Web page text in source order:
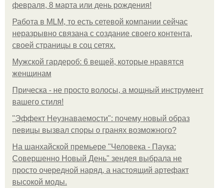
февраля, 8 марта или день рождения!
Работа в MLM, то есть сетевой компании сейчас
неразрывно связана с создание своего контента,
своей страницы в соц сетях.
Мужской гардероб: 6 вещей, которые нравятся
женщинам
Прическа - не просто волосы, а мощный инструмент
вашего стиля!
"Эффект Неузнаваемости": почему новый образ
певицы вызвал споры о гранях возможного?
На шанхайской премьере "Человека - Паука:
Совершенно Новый День" зендея выбрала не
просто очередной наряд, а настоящий артефакт
высокой моды.